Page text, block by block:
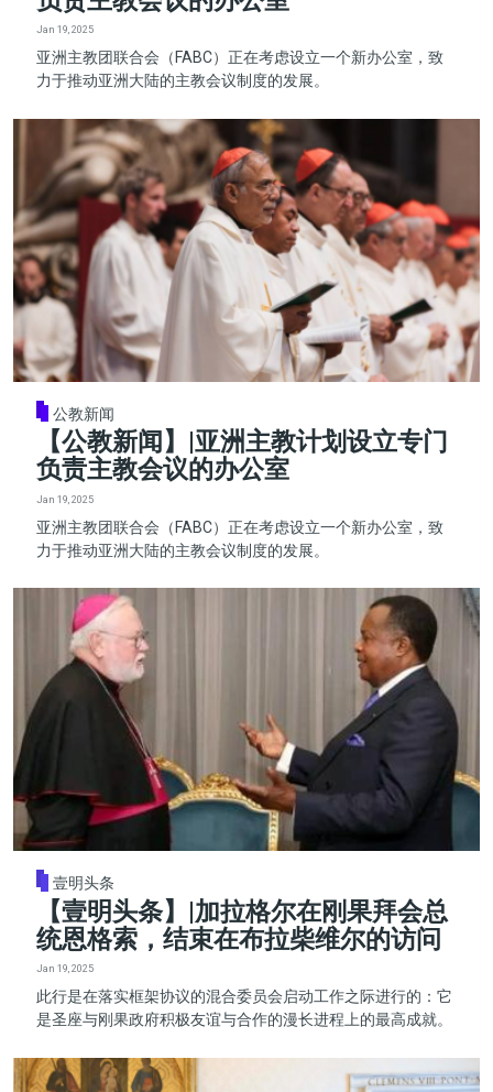
Jan 19, 2025
亚洲主教团联合会（FABC）正在考虑设立一个新办公室，致
力于推动亚洲大陆的主教会议制度的发展。
公教新闻
【公教新闻】|亚洲主教计划设立专门
负责主教会议的办公室
Jan 19, 2025
亚洲主教团联合会（FABC）正在考虑设立一个新办公室，致
力于推动亚洲大陆的主教会议制度的发展。
壹明头条
【壹明头条】|加拉格尔在刚果拜会总
统恩格索，结束在布拉柴维尔的访问
Jan 19, 2025
此行是在落实框架协议的混合委员会启动工作之际进行的：它
是圣座与刚果政府积极友谊与合作的漫长进程上的最高成就。